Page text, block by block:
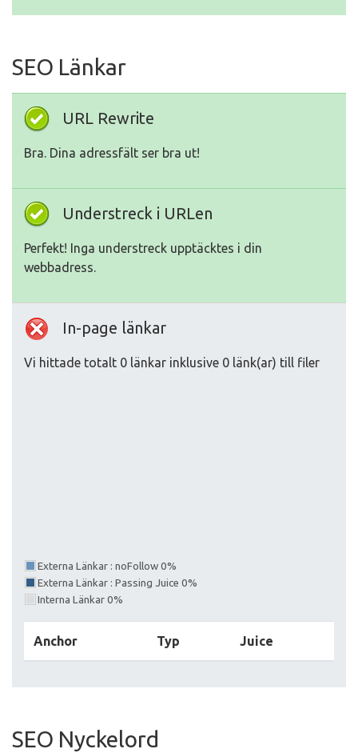
SEO Länkar
URL Rewrite
Bra. Dina adressfält ser bra ut!
Understreck i URLen
Perfekt! Inga understreck upptäcktes i din
webbadress.
In-page länkar
Vi hittade totalt 0 länkar inklusive 0 länk(ar) till filer
Externa Länkar : noFollow 0%
Externa Länkar : Passing Juice 0%
Interna Länkar 0%
Anchor Typ Juice
SEO Nyckelord